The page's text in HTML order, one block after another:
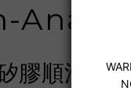
Anago
膠順滑｜